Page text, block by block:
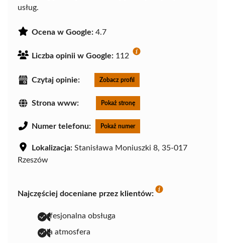
usług.
Ocena w Google: 4.7
Liczba opinii w Google: 112
Czytaj opinie: Zobacz profil
Strona www: Pokaż stronę
Numer telefonu: Pokaż numer
Lokalizacja: Stanisława Moniuszki 8, 35-017
Rzeszów
Najczęściej doceniane przez klientów:
profesjonalna obsługa
miła atmosfera